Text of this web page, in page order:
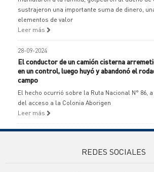
sustrajeron una importante suma de dinero,
elementos de valor
Leer más
28-09-2024
El conductor de un camión cisterna
en un control, luego huyó y abandonó el
campo
El hecho ocurrió sobre la Ruta Nacional N° 86,
del acceso a la Colonia Aborigen
Leer más
REDES SOCIALES